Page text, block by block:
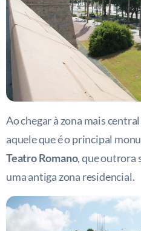
Ao chegar à zona mais
aquele que é o principal
Teatro Romano, que outrora
uma antiga zona residencial.